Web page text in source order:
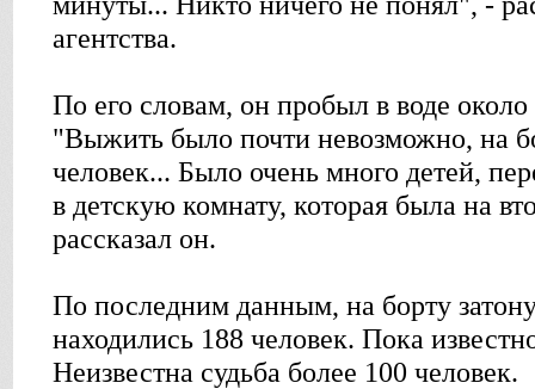
агентства.
По его словам, он пробыл в воде около
"Выжить было почти невозможно, на
человек... Было очень много детей,
в детскую комнату, которая была на
рассказал он.
По последним данным, на борту
находились 188 человек. Пока
Неизвестна судьба более 100 человек.